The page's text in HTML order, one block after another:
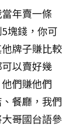
年賣一條
塊錢，你可
牌子賺比較
以賣好幾
們賺他們
餐廳，我們
哥國台語參